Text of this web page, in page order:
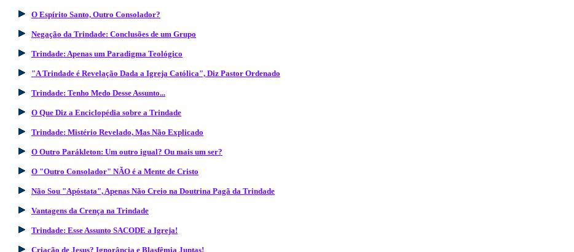
O Espírito Santo, Outro Consolador?
Negação da Trindade: Conclusões de um Grupo
Trindade: Apenas um Paradigma Teológico
"A Trindade é Revelação Dada a Igreja Católica", Diz Pastor Ordenado
Trindade: Tenho Medo Desse Assunto...
O Que Diz a Enciclopédia sobre a Trindade
Trindade: Mistério Revelado, Mas Não Explicado
O Outro Parákleton: Um outro igual? Ou mais um ser?
O "Outro Consolador" NÃO é a Mente de Cristo
Não Sou "Apóstata", Apenas Não Creio na Doutrina Pagã da Trindade
Vantagens da Crença na Trindade
Trindade: Esse Assunto SACODE a Igreja!
Criação de Jesus? Ignorância e Blasfêmia Juntas!